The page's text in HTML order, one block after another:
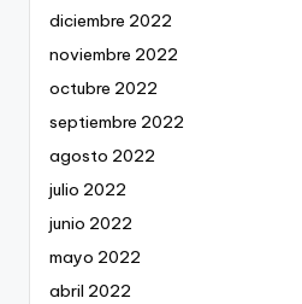
diciembre 2022
noviembre 2022
octubre 2022
septiembre 2022
agosto 2022
julio 2022
junio 2022
mayo 2022
abril 2022